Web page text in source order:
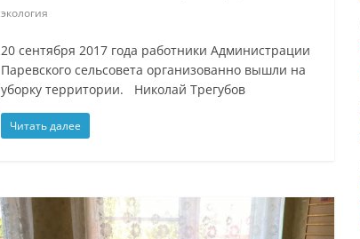
экология
20 сентября 2017 года работники Администрации
Паревского сельсовета организованно вышли на
уборку территории. Николай Трегубов
Читать далее